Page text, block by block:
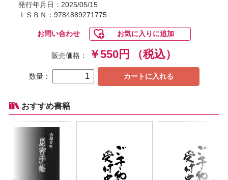
発行年月日：2025/05/15
ＩＳＢＮ：9784889271775
お問い合わせ お気に入りに追加
販売価格： ￥550円 （税込）
数量： カートに入れる
おすすめ書籍